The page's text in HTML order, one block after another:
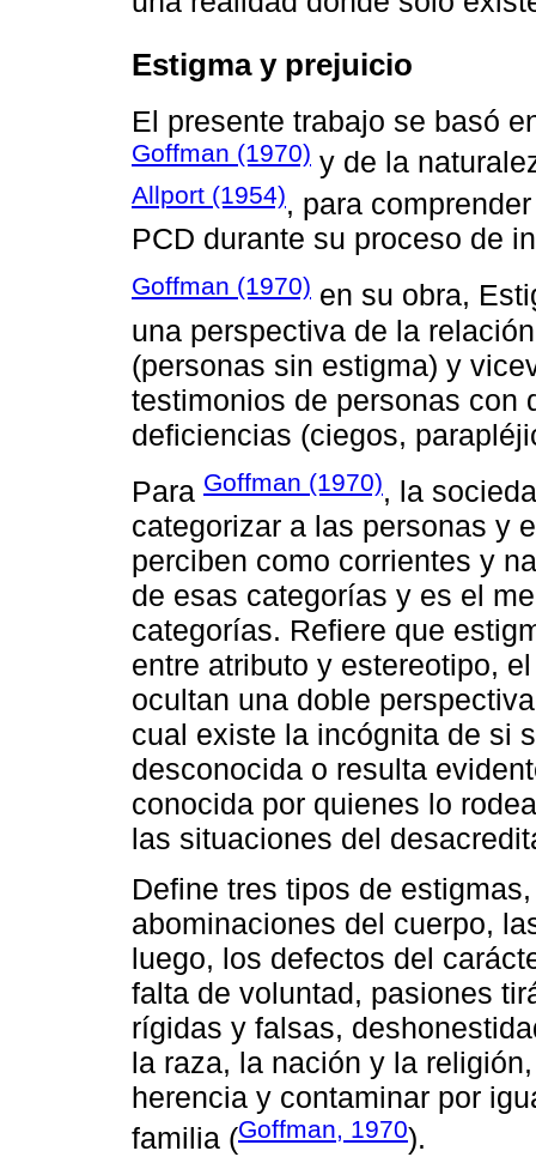
Estigma y prejuicio
El presente trabajo se basó
Goffman (1970) y de la
Allport (1954), para
PCD durante su proceso de
Goffman (1970) en su obra,
una perspectiva de la
(personas sin estigma) y
testimonios de personas con
deficiencias (ciegos,
Para Goffman (1970), la
categorizar a las personas y
perciben como corrientes y
de esas categorías y es el
categorías. Refiere que
entre atributo y estereotipo,
ocultan una doble
cual existe la incógnita de si
desconocida o resulta
conocida por quienes lo
las situaciones del
Define tres tipos de
abominaciones del cuerpo,
luego, los defectos del
falta de voluntad, pasiones
rígidas y falsas,
la raza, la nación y la
herencia y contaminar por
familia (Goffman, 1970).